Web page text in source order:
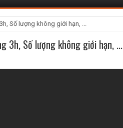
Số lượng không giới hạn, ...
3h, Số lượng không giới hạn, ...